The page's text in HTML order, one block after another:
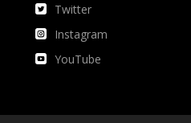
Twitter
Instagram
YouTube